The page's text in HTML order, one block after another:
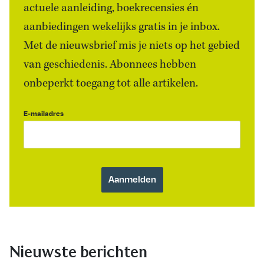
actuele aanleiding, boekrecensies én
aanbiedingen wekelijks gratis in je inbox.
Met de nieuwsbrief mis je niets op het gebied
van geschiedenis. Abonnees hebben
onbeperkt toegang tot alle artikelen.
E-mailadres
Nieuwste berichten